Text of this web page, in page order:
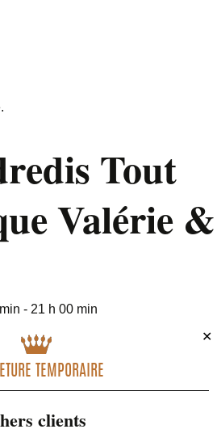
Tout
Valérie &
- 21 h 00 min
✕
TEMPORAIRE
clients